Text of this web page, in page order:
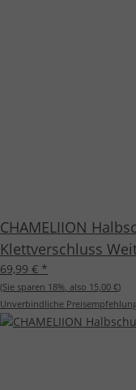
CHAMELIION
Klettverschluss
69,99 € *
(Sie sparen 18%, also 15,00 €)
Unverbindliche